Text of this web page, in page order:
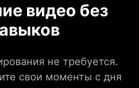
видео без
не требуется.
свои моменты с дня